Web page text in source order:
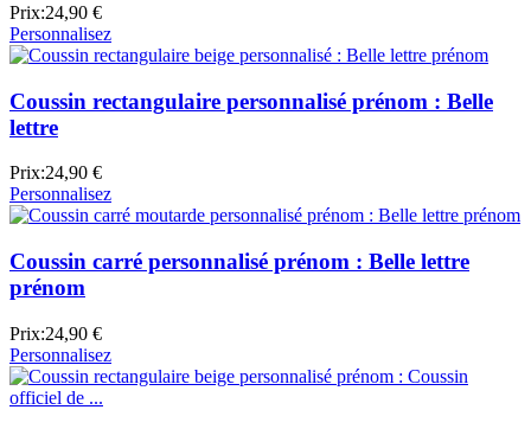
Prix:24,90 €
Personnalisez
Coussin rectangulaire personnalisé prénom : Belle
lettre
Prix:24,90 €
Personnalisez
Coussin carré personnalisé prénom : Belle lettre
prénom
Prix:24,90 €
Personnalisez